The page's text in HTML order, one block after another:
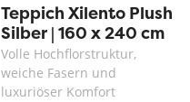
Teppich Xilento Plush
Silber | 160 x 240 cm
Volle Hochflorstruktur,
weiche Fasern und
luxuriöser Komfort